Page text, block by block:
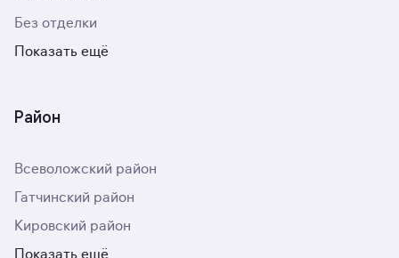
Без отделки
Показать ещё
Район
Всеволожский район
Гатчинский район
Кировский район
Показать ещё